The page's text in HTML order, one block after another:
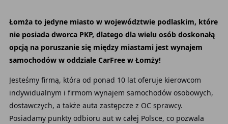
Łomża to jedyne miasto w województwie podlaskim, które
nie posiada dworca PKP, dlatego dla wielu osób doskonałą
opcją na poruszanie się między miastami jest wynajem
samochodów w oddziale CarFree w Łomży!
Jesteśmy firmą, która od ponad 10 lat oferuje kierowcom
indywidualnym i firmom wynajem samochodów osobowych,
dostawczych, a także auta zastępcze z OC sprawcy.
Posiadamy punkty odbioru aut w całej Polsce, co pozwala